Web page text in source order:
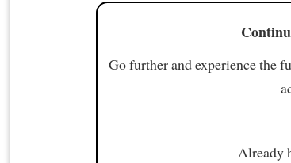
Go further and experience the
Already